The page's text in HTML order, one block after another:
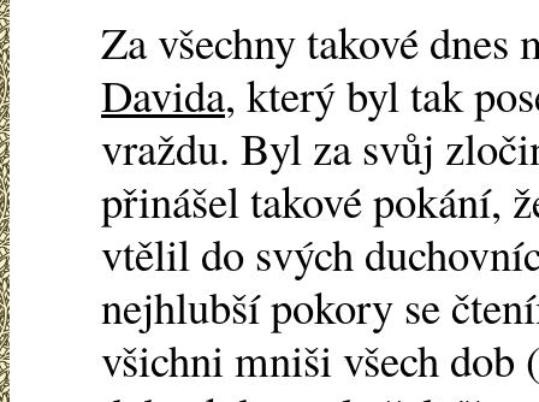
Za všechny takové
Davida, který byl tak
vraždu. Byl za svůj
přinášel takové pokání,
vtělil do svých
nejhlubší pokory se
všichni mniši všech dob